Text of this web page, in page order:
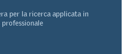
per la ricerca applicata in